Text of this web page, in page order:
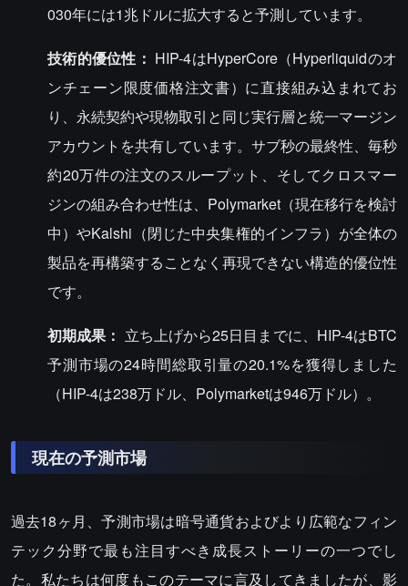
030年には1兆ドルに拡大すると予測しています。
技術的優位性： HIP-4はHyperCore（Hyperliquidのオ
ンチェーン限度価格注文書）に直接組み込まれてお
り、永続契約や現物取引と同じ実行層と統一マージン
アカウントを共有しています。サブ秒の最終性、毎秒
約20万件の注文のスループット、そしてクロスマー
ジンの組み合わせ性は、Polymarket（現在移行を検討
中）やKalshi（閉じた中央集権的インフラ）が全体の
製品を再構築することなく再現できない構造的優位性
です。
初期成果： 立ち上げから25日目までに、HIP-4はBTC
予測市場の24時間総取引量の20.1%を獲得しました
（HIP-4は238万ドル、Polymarketは946万ドル）。
現在の予測市場
過去18ヶ月、予測市場は暗号通貨およびより広範なフィン
テック分野で最も注目すべき成長ストーリーの一つでし
た。私たちは何度もこのテーマに言及してきましたが、影